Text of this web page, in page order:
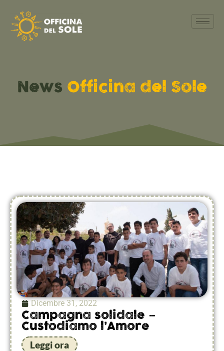
News Officina del Sole
Dicembre 31, 2022
Campagna solidale –
Custodiamo l’Amore
Leggi ora